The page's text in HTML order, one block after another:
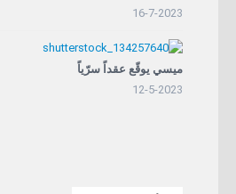
16-7-2023
ميسي يوقّع عقداً سرّياً
12-5-2023